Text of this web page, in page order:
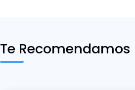
Te Recomendamos